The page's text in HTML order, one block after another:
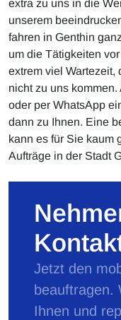
extra zu uns in die
unserem
fahren in Genthin
um die Tätigkeiten
extrem viel Wartezeit,
nicht zu uns
oder per WhatsApp
dann zu Ihnen. Eine
kann es für Sie kaum
Aufträge in der Stadt
Jetzt den
beauftragen.
Ihnen und